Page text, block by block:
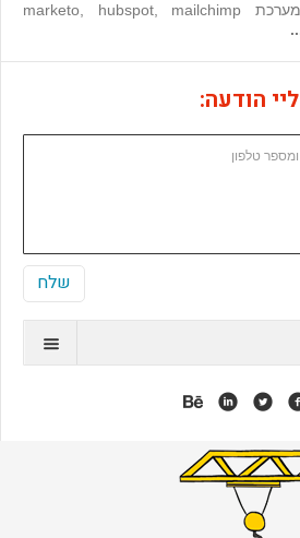
וניוזלטרים והטמעתם במערכת marketo, hubspot, mailchimp
הודעה: